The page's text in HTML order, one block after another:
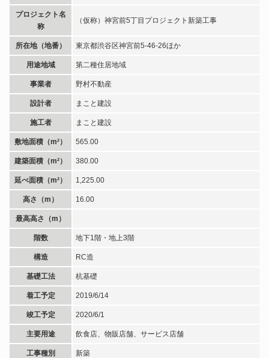
プロジェクト名
称
（仮称）神宮前5丁目プロジェクト新築工事
所在地（地番） 東京都渋谷区神宮前5-46-26ほか
用途地域 第二種住居地域
事業者 野村不動産
設計者 まこと建設
施工者 まこと建設
敷地面積（m²） 565.00
建築面積（m²） 380.00
延べ面積（m²） 1,225.00
高さ（m） 16.00
最高高さ（m）
階数 地下1階・地上3階
構造 RC造
基礎工法 杭基礎
着工予定 2019/6/14
竣工予定 2020/6/1
主要用途 飲食店、物販店舗、サービス店舗
工事種別 新築